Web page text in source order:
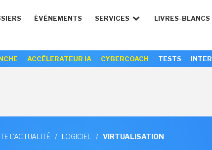
ÉVÉNEMENTS SERVICES LIVRES-BLANCS
ACCÉLERATEUR IA CYBERCOACH TESTS
L'ACTUALITÉ / LOGICIEL / VIRTUALISATION